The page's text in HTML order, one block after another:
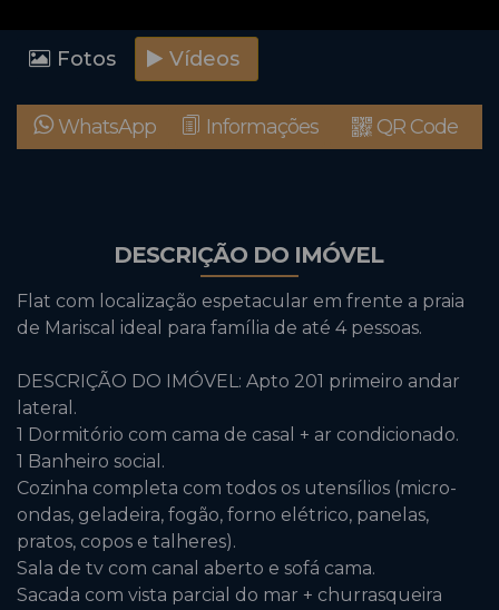
Fotos Vídeos
WhatsApp Informações QR Code
DESCRIÇÃO DO IMÓVEL
Flat com localização espetacular em frente a praia
de Mariscal ideal para família de até 4 pessoas.
DESCRIÇÃO DO IMÓVEL: Apto 201 primeiro andar
lateral.
1 Dormitório com cama de casal + ar condicionado.
1 Banheiro social.
Cozinha completa com todos os utensílios (micro-
ondas, geladeira, fogão, forno elétrico, panelas,
pratos, copos e talheres).
Sala de tv com canal aberto e sofá cama.
Sacada com vista parcial do mar + churrasqueira